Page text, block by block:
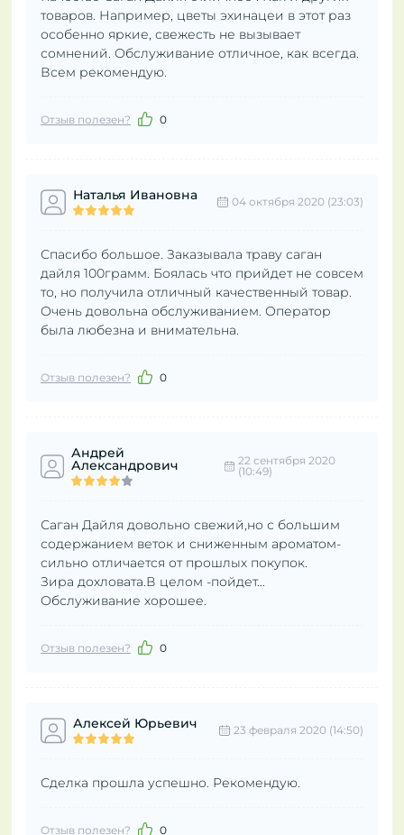
товаров. Например, цветы эхинацеи в этот раз
особенно яркие, свежесть не вызывает
сомнений. Обслуживание отличное, как всегда.
Всем рекомендую.
Отзыв полезен? 0
Наталья Ивановна 04 октября 2020 (23:03)
Спасибо большое. Заказывала траву саган
дайля 100грамм. Боялась что прийдет не совсем
то, но получила отличный качественный товар.
Очень довольна обслуживанием. Оператор
была любезна и внимательна.
Отзыв полезен? 0
Андрей
Александрович
22 сентября 2020
(10:49)
Саган Дайля довольно свежий,но с большим
содержанием веток и сниженным ароматом-
сильно отличается от прошлых покупок.
Зира дохловата.В целом -пойдет...
Обслуживание хорошее.
Отзыв полезен? 0
Алексей Юрьевич 23 февраля 2020 (14:50)
Сделка прошла успешно. Рекомендую.
Отзыв полезен? 0